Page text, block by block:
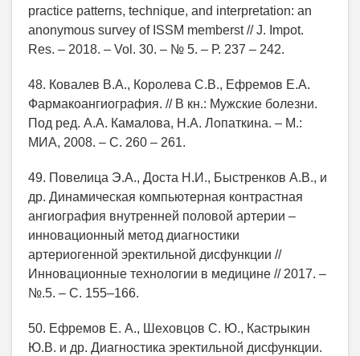
practice patterns, technique, and interpretation: an
anonymous survey of ISSM memberst // J. Impot.
Res. – 2018. – Vol. 30. – № 5. – Р. 237 – 242.
48. Ковалев В.А., Королева С.В., Ефремов Е.А.
Фармакоангиография. // В кн.: Мужские болезни.
Под ред. А.А. Камалова, Н.А. Лопаткина. – М.:
МИА, 2008. – С. 260 – 261.
49. Повелица Э.А., Доста Н.И., Быстренков А.В., и
др. Динамическая компьютерная контрастная
ангиография внутренней половой артерии –
инновационный метод диагностики
артериогенной эректильной дисфункции //
Инновационные технологии в медицине // 2017. –
№.5. – С. 155‒166.
50. Ефремов Е. А., Шеховцов С. Ю., Кастрыкин
Ю.В. и др. Диагностика эректильной дисфункции.